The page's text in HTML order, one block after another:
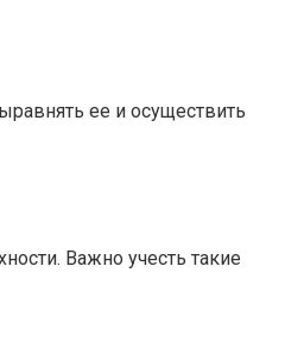
ее и осуществить
Важно учесть такие